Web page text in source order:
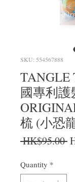
SKU: 554567888
TANGLE
國專利護
梳 (小恐龍
HK$95.00
Quantity *